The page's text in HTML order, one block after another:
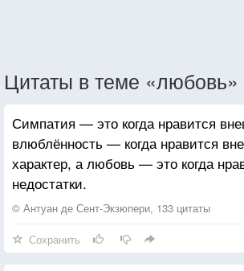
Цитаты в теме «любовь»
Симпатия — это когда нравится
влюблённость — когда нравится
характер, а любовь — это когда
недостатки.
© Антуан де Сент-Экзюпери, 133 цитаты
Сохранить